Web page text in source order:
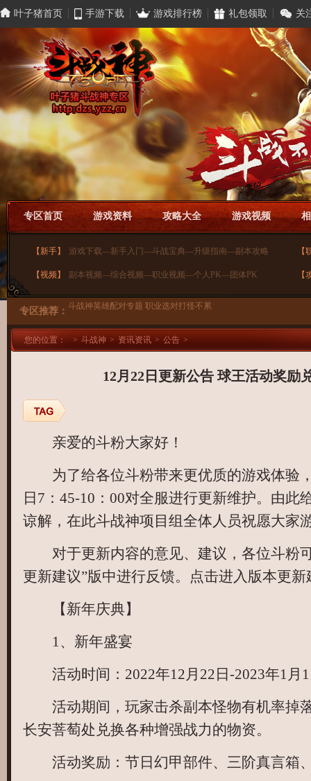
叶子猪首页 手游下载 游戏排行榜 礼包领取 关
专区首页 游戏资料 攻略大全 游戏视频
【新手】 游戏下载—新手入门—斗战宝典—升级指南—副本攻略
【视频】 副本视频—综合视频—职业视频—个人PK—团体PK
【
【
专区推荐： 斗战神职业、种族、副本、故事资料汇总
斗战神战斗2.0解析专题 新颖玩法体验
斗战神玉狐专题 职业攻略加点解析
斗战神罗刹专题 职业攻略加点解析！
斗战神龙女专题 职业攻略加点解析！
斗战神新手专题 9月12日让我们一起飞！
斗战神英雄配对专题 职业选对打怪不累
您的位置： > 斗战神 > 资讯资讯 > 公告 >
12月22日更新公告 球王活动奖励
亲爱的斗粉大家好！
为了给各位斗粉带来更优质的游戏体验
日7：45-10：00对全服进行更新维护。由此
谅解，在此斗战神项目组全体人员祝愿大家
对于更新内容的意见、建议，各位斗粉
更新建议”版中进行反馈。点击进入版本更新
【新年庆典】
1、新年盛宴
活动时间：2022年12月22日-2023年1月
活动期间，玩家击杀副本怪物有机率掉
长安菩萄处兑换各种增强战力的物资。
活动奖励：节日幻甲部件、三阶真言箱